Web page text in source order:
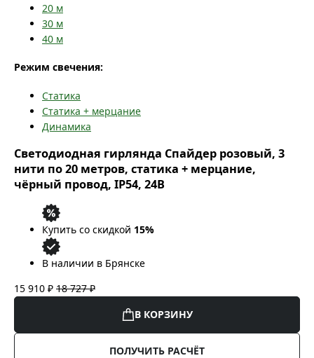
20 м
30 м
40 м
Режим свечения:
Статика
Статика + мерцание
Динамика
Светодиодная гирлянда Спайдер розовый, 3
нити по 20 метров, статика + мерцание,
чёрный провод, IP54, 24В
Купить со скидкой 15%
В наличии в Брянске
15 910 ₽ 18 727 ₽
В КОРЗИНУ
ПОЛУЧИТЬ РАСЧЁТ